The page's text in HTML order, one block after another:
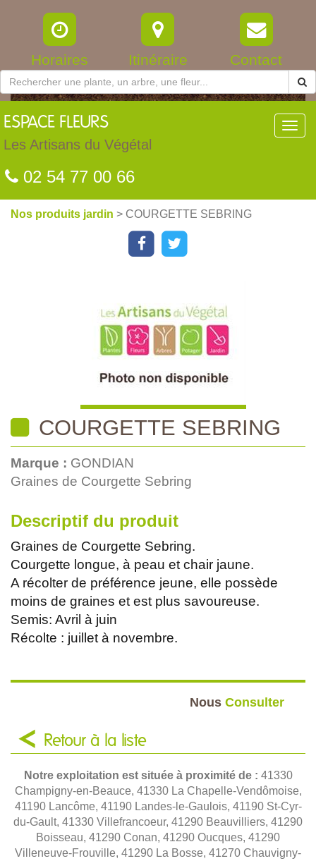
Horaires Itinéraire Contact
ESPACE FLEURS
Les Artisans du Végétal
02 54 77 00 66
Nos produits jardin > COURGETTE SEBRING
COURGETTE SEBRING
Marque : GONDIAN
Graines de Courgette Sebring
Descriptif du produit
Graines de Courgette Sebring.
Courgette longue, à peau et chair jaune.
A récolter de préférence jeune, elle possède
moins de graines et est plus savoureuse.
Semis: Avril à juin
Récolte : juillet à novembre.
Nous Consulter
Retour à la liste
Notre exploitation est située à proximité de : 41330
Champigny-en-Beauce, 41330 La Chapelle-Vendômoise,
41190 Lancôme, 41190 Landes-le-Gaulois, 41190 St-Cyr-
du-Gault, 41330 Villefrancoeur, 41290 Beauvilliers, 41290
Boisseau, 41290 Conan, 41290 Oucques, 41290
Villeneuve-Frouville, 41290 La Bosse, 41270 Chauvigny-